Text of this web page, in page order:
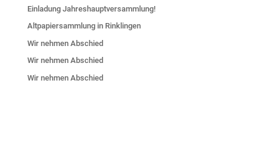
Einladung Jahreshauptversammlung!
Altpapiersammlung in Rinklingen
Wir nehmen Abschied
Wir nehmen Abschied
Wir nehmen Abschied